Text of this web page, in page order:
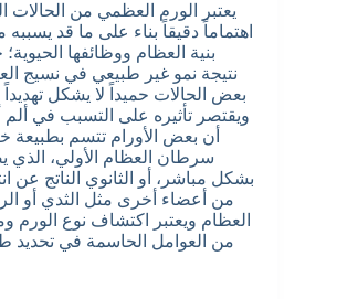
يعتبر الورم العظمي من الحالات
اهتماماً دقيقاً بناء على ما قد
بنية العظام ووظائفها
نتيجة نمو غير طبيعي في نسيج
بعض الحالات حميداً لا يشكل تهديداً
ويقتصر تأثيره على التسبب في ألم
أن بعض الأورام تتسم بطبيعة
سرطان العظام الأولي، الذي
بشكل مباشر، أو الثانوي الناتج عن
من أعضاء أخرى مثل الثدي أو
العظام ويعتبر اكتشاف نوع
من العوامل الحاسمة في تحديد